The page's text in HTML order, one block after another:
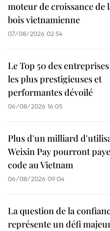
moteur de croissance de
bois vietnamienne
07/08/2026 02:54
Le Top 50 des
les plus prestigieuses et
performantes dévoilé
06/08/2026 16:05
Plus d'un milliard
Weixin Pay pourront
code au Vietnam
06/08/2026 09:04
La question de la
représente un défi